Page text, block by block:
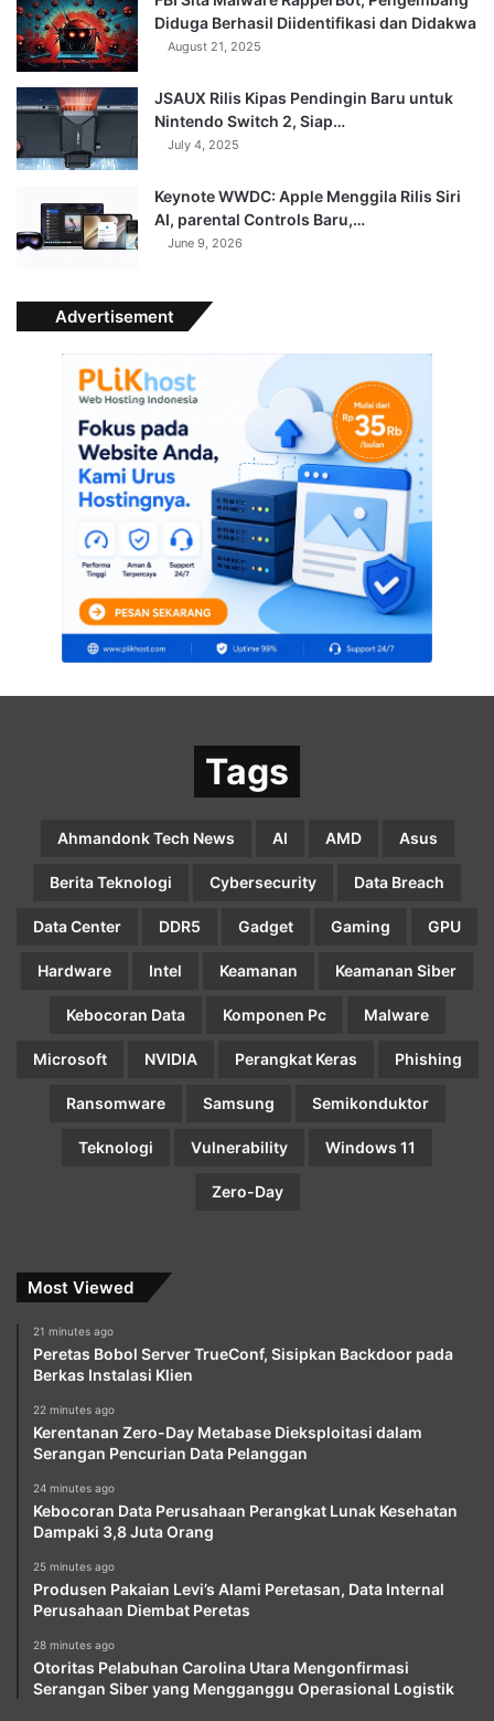
Diduga Berhasil Diidentifikasi dan Didakwa
August 21, 2025
JSAUX Rilis Kipas Pendingin Baru untuk
Nintendo Switch 2, Siap…
July 4, 2025
Keynote WWDC: Apple Menggila Rilis Siri
AI, parental Controls Baru,…
June 9, 2026
Advertisement
Tags
Ahmandonk Tech News AI AMD Asus
Berita Teknologi Cybersecurity Data Breach
Data Center DDR5 Gadget Gaming GPU
Hardware Intel Keamanan Keamanan Siber
Kebocoran Data Komponen Pc Malware
Microsoft NVIDIA Perangkat Keras Phishing
Ransomware Samsung Semikonduktor
Teknologi Vulnerability Windows 11
Zero-Day
Most Viewed
21 minutes ago
Peretas Bobol Server TrueConf, Sisipkan Backdoor pada
Berkas Instalasi Klien
22 minutes ago
Kerentanan Zero-Day Metabase Dieksploitasi dalam
Serangan Pencurian Data Pelanggan
24 minutes ago
Kebocoran Data Perusahaan Perangkat Lunak Kesehatan
Dampaki 3,8 Juta Orang
25 minutes ago
Produsen Pakaian Levi’s Alami Peretasan, Data Internal
Perusahaan Diembat Peretas
28 minutes ago
Otoritas Pelabuhan Carolina Utara Mengonfirmasi
Serangan Siber yang Mengganggu Operasional Logistik